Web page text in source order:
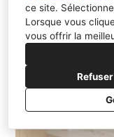
ce site.
Lorsque vous
vous offrir la